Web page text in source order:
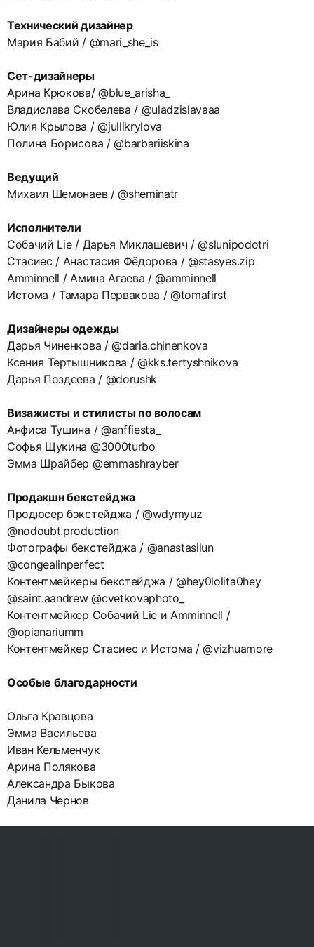
Технический дизайнер
Мария Бабий / @mari_she_is
Сет-дизайнеры
Арина Крюкова/ @blue_arisha_
Владислава Скобелева / @uladzislavaaa
Юлия Крылова / @jullikrylova
Полина Борисова / @barbariiskina
Ведущий
Михаил Шемонаев / @sheminatr
Исполнители
Собачий Lie / Дарья Миклашевич / @slunipodotri
Стасиес / Анастасия Фёдорова / @stasyes.zip
Amminnell / Амина Агаева / @amminnell
Истома / Тамара Первакова / @tomafirst
Дизайнеры одежды
Дарья Чиненкова / @daria.chinenkova
Ксения Тертышникова / @kks.tertyshnikova
Дарья Поздеева / @dorushk
Визажисты и стилисты по волосам
Анфиса Тушина / @anffiesta_
Софья Щукина @3000turbo
Эмма Шрайбер @emmashrayber
Продакшн бекстейджа
Продюсер бэкстейджа / @wdymyuz
@nodoubt.production
Фотографы бекстейджа / @anastasilun
@congealinperfect
Контентмейкеры бекстейджа / @hey0lolita0hey
@saint.aandrew @cvetkovaphoto_
Контентмейкер Собачий Lie и Amminnell /
@opianariumm
Контентмейкер Стасиес и Истома / @vizhuamore
Особые благодарности
Ольга Кравцова
Эмма Васильева
Иван Кельменчук
Арина Полякова
Александра Быкова
Данила Чернов